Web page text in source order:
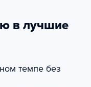
в лучшие
темпе без